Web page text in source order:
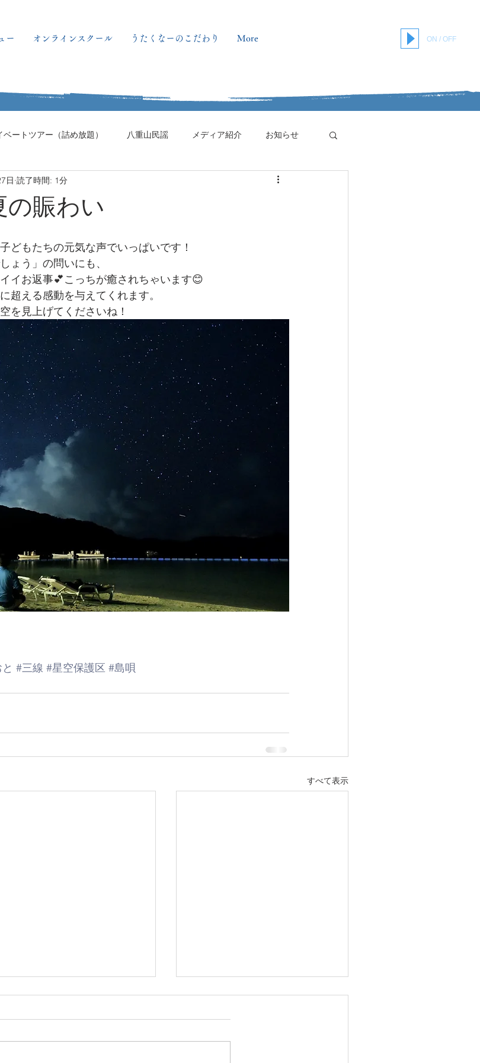
ー オンラインスクール うたくなーのこだわり More ON / OFF
ベートツアー（詰め放題） 八重山民謡 メディア紹介 お知らせ
の賑わい
日 読了時間: 1分
どもたちの元気な声でいっぱいです！
ょう」の問いにも、
イお返事💕こっちが癒されちゃいます😊
超える感動を与えてくれます。
を見上げてくださいね！
#三線 #星空保護区 #島唄
すべて表示